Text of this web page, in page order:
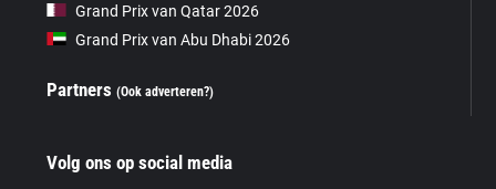
Grand Prix van Qatar 2026
Grand Prix van Abu Dhabi 2026
Partners(Ook adverteren?)
Volg ons op social media